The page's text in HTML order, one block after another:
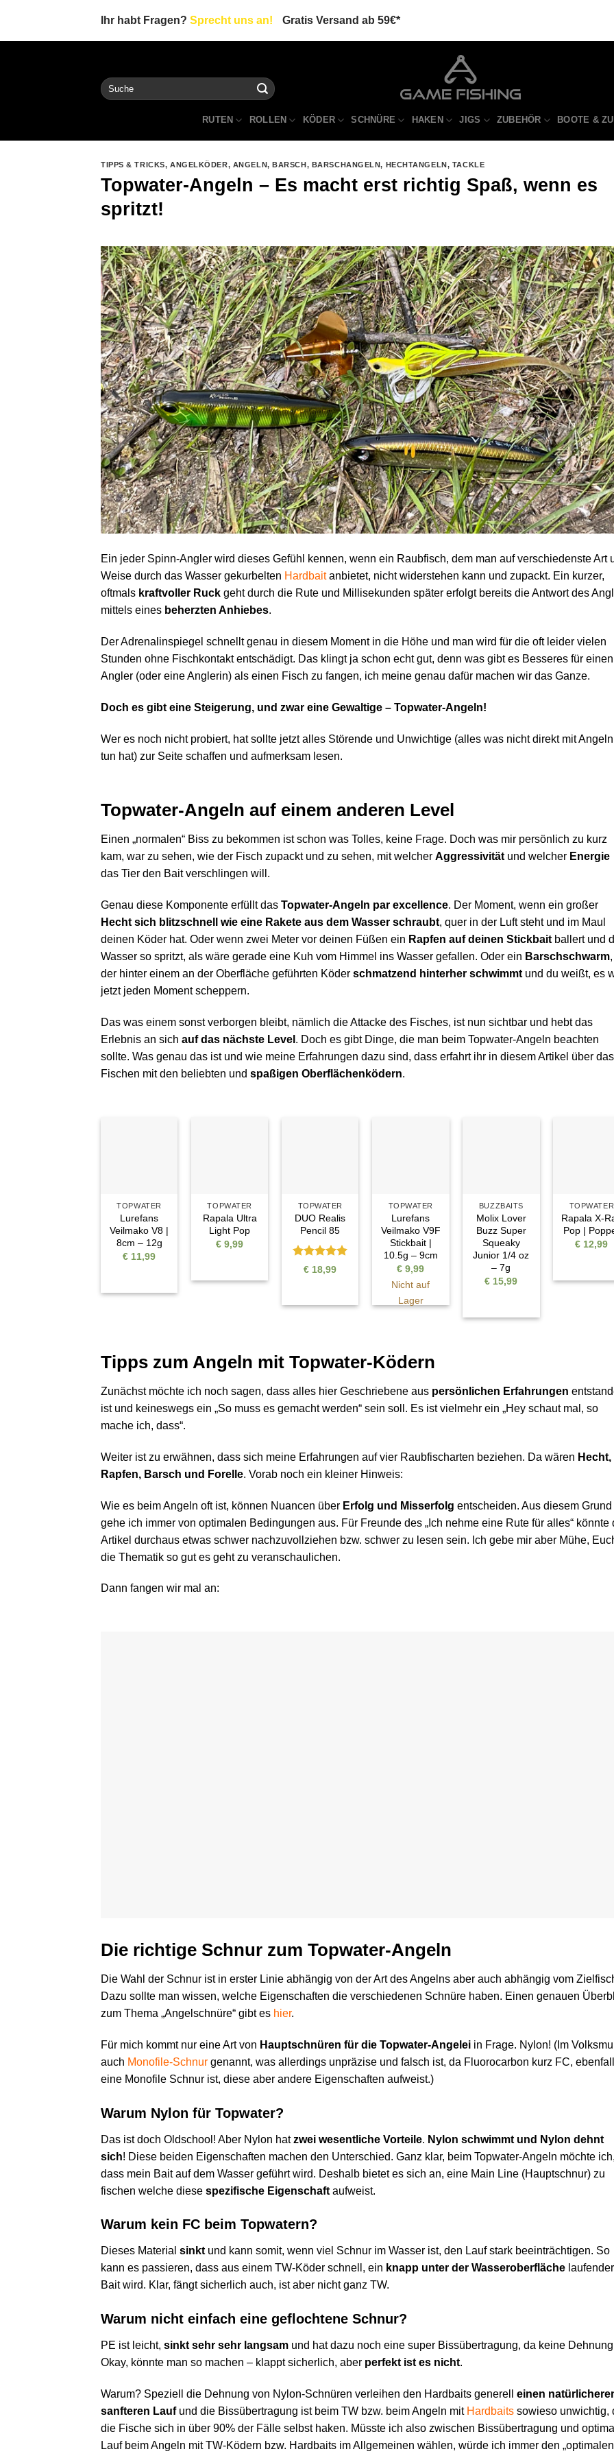
springen
Ihr habt Fragen? Sprecht uns an! Gratis Versand ab 59€*
Suche
nach:
RUTEN ROLLEN KÖDER SCHNÜRE HAKEN JIGS ZUBEHÖR BOOTE &
TIPPS & TRICKS, ANGELKÖDER, ANGELN,BARSCH, BARSCHANGELN, HECHTANGELN, TACKLE
Topwater-Angeln – Es macht erst richtig Spaß, wenn es
spritzt!
Ein jeder Spinn-Angler wird dieses Gefühl kennen, wenn ein Raubfisch, dem man auf verschiedenste Art
Weise durch das Wasser gekurbelten Hardbaitanbietet, nicht widerstehen kann und zupackt. Ein kurzer,
oftmals kraftvoller Ruck geht durch die Rute und Millisekunden später erfolgt bereits die Antwort des
mittels eines beherzten Anhiebes.
Der Adrenalinspiegel schnellt genau in diesem Moment in die Höhe und man wird für die oft leider vielen
Stunden ohne Fischkontakt entschädigt. Das klingt ja schon echt gut, denn was gibt es Besseres für einen
Angler (oder eine Anglerin) als einen Fisch zu fangen, ich meine genau dafür machen wir das Ganze.
Doch es gibt eine Steigerung, und zwar eine Gewaltige – Topwater-Angeln!
Wer es noch nicht probiert, hat sollte jetzt alles Störende und Unwichtige (alles was nicht direkt mit
tun hat) zur Seite schaffen und aufmerksam lesen.
Topwater-Angeln auf einem anderen Level
Einen „normalen“ Biss zu bekommen ist schon was Tolles, keine Frage. Doch was mir persönlich zu kurz
kam, war zu sehen, wie der Fisch zupackt und zu sehen, mit welcher Aggressivität und welcher Energie
das Tier den Bait verschlingen will.
Genau diese Komponente erfüllt das Topwater-Angeln par excellence. Der Moment, wenn ein großer
Hecht sich blitzschnell wie eine Rakete aus dem Wasser schraubt, quer in der Luft steht und im Maul
deinen Köder hat. Oder wenn zwei Meter vor deinen Füßen ein Rapfen auf deinen Stickbait ballert und
Wasser so spritzt, als wäre gerade eine Kuh vom Himmel ins Wasser gefallen. Oder ein Barschschwarm,
der hinter einem an der Oberfläche geführten Köder schmatzend hinterher schwimmt und du weißt, es
jetzt jeden Moment scheppern.
Das was einem sonst verborgen bleibt, nämlich die Attacke des Fisches, ist nun sichtbar und hebt das
Erlebnis an sich auf das nächste Level . Doch es gibt Dinge, die man beim Topwater-Angeln beachten
sollte. Was genau das ist und wie meine Erfahrungen dazu sind, dass erfahrt ihr in diesem Artikel über das
Fischen mit den beliebten und spaßigen Oberflächenködern.
TOPWATER
Lurefans
Veilmako V8 |
8cm – 12g
€ 11,99
TOPWATER
Rapala Ultra
Light Pop
€ 9,99
TOPWATER
DUO Realis
Pencil 85
Bewertet
von
€ 18,99
TOPWATER
Lurefans
Veilmako V9F
Stickbait |
10.5g – 9cm
€ 9,99
Nicht auf
Lager
BUZZBAITS
Molix Lover
Buzz Super
Squeaky
Junior 1/4 oz
– 7g
€ 15,99
TOPWATER
Rapala X-
Pop |
€ 12,99
Tipps zum Angeln mit Topwater-Ködern
Zunächst möchte ich noch sagen, dass alles hier Geschriebene aus persönlichen Erfahrungen
ist und keineswegs ein „So muss es gemacht werden“ sein soll. Es ist vielmehr ein „Hey schaut mal, so
mache ich, dass“.
Weiter ist zu erwähnen, dass sich meine Erfahrungen auf vier Raubfischarten beziehen. Da wären Hecht,
Rapfen, Barsch und Forelle. Vorab noch ein kleiner Hinweis:
Wie es beim Angeln oft ist, können Nuancen über Erfolg und Misserfolg entscheiden. Aus diesem Grund
gehe ich immer von optimalen Bedingungen aus. Für Freunde des „Ich nehme eine Rute für alles“ könnte
Artikel durchaus etwas schwer nachzuvollziehen bzw. schwer zu lesen sein. Ich gebe mir aber Mühe,
die Thematik so gut es geht zu veranschaulichen.
Dann fangen wir mal an:
Die richtige Schnur zum Topwater-Angeln
Die Wahl der Schnur ist in erster Linie abhängig von der Art des Angelns aber auch abhängig vom
Dazu sollte man wissen, welche Eigenschaften die verschiedenen Schnüre haben. Einen genauen
zum Thema „Angelschnüre“ gibt es hier.
Für mich kommt nur eine Art von Hauptschnüren für die Topwater-Angelei in Frage. Nylon! (Im
auch Monofile-Schnur genannt, was allerdings unpräzise und falsch ist, da Fluorocarbon kurz FC,
eine Monofile Schnur ist, diese aber andere Eigenschaften aufweist.)
Warum Nylon für Topwater?
Das ist doch Oldschool! Aber Nylon hatzwei wesentliche Vorteile. Nylon schwimmt und Nylon dehnt
sich! Diese beiden Eigenschaften machen den Unterschied. Ganz klar, beim Topwater-Angeln möchte
dass mein Bait auf dem Wasser geführt wird. Deshalb bietet es sich an, eine Main Line (Hauptschnur) zu
fischen welche diese spezifische Eigenschaft aufweist.
Warum kein FC beim Topwatern?
Dieses Material sinktund kann somit, wenn viel Schnur im Wasser ist, den Lauf stark beeinträchtigen. So
kann es passieren, dass aus einem TW-Köder schnell, ein knapp unter der Wasseroberfläche laufender
Bait wird. Klar, fängt sicherlich auch, ist aber nicht ganz TW.
Warum nicht einfach eine geflochtene Schnur?
PE ist leicht, sinkt sehr sehr langsam und hat dazu noch eine super Bissübertragung, da keine
Okay, könnte man so machen – klappt sicherlich, aber perfekt ist es nicht.
Warum? Speziell die Dehnung von Nylon-Schnüren verleihen den Hardbaits generell einen
sanfteren Laufund die Bissübertragung ist beim TW bzw. beim Angeln mit Hardbaits sowieso unwichtig,
die Fische sich in über 90% der Fälle selbst haken. Müsste ich also zwischen Bissübertragung und
Lauf beim Angeln mit TW-Ködern bzw. Hardbaits im Allgemeinen wählen, würde ich immer den „optimalen